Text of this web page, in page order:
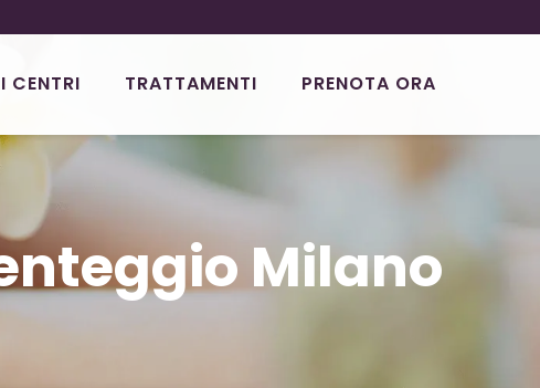
CENTRI TRATTAMENTI PRENOTA ORA
Milano